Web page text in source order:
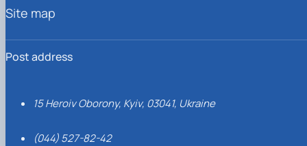
Post address
15 Heroiv Oborony, Kyiv, 03041, Ukraine
(044) 527-82-42
Site map